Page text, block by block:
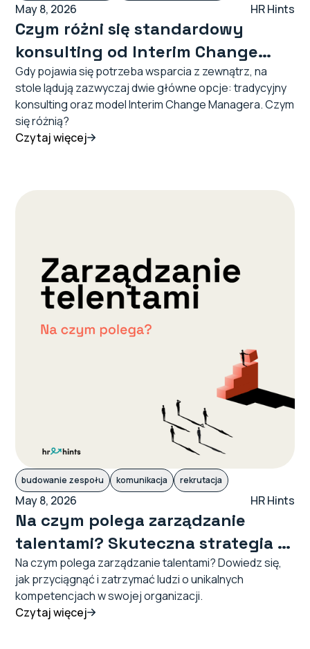
May 8, 2026 HR Hints
Czym różni się standardowy
konsulting od Interim Change
Managera?
Gdy pojawia się potrzeba wsparcia z zewnątrz, na
stole lądują zazwyczaj dwie główne opcje: tradycyjny
konsulting oraz model Interim Change Managera. Czym
się różnią?
Czytaj więcej
budowanie zespołu komunikacja rekrutacja
May 8, 2026 HR Hints
Na czym polega zarządzanie
talentami? Skuteczna strategia w
świetle metody Culturivy®
Na czym polega zarządzanie talentami? Dowiedz się,
jak przyciągnąć i zatrzymać ludzi o unikalnych
kompetencjach w swojej organizacji.
Czytaj więcej